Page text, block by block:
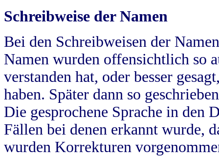
Schreibweise der Namen
Bei den Schreibweisen der
Namen wurden offensichtlich so
verstanden hat, oder besser
haben. Später dann so
Die gesprochene Sprache in
Fällen bei denen erkannt wurde,
wurden Korrekturen